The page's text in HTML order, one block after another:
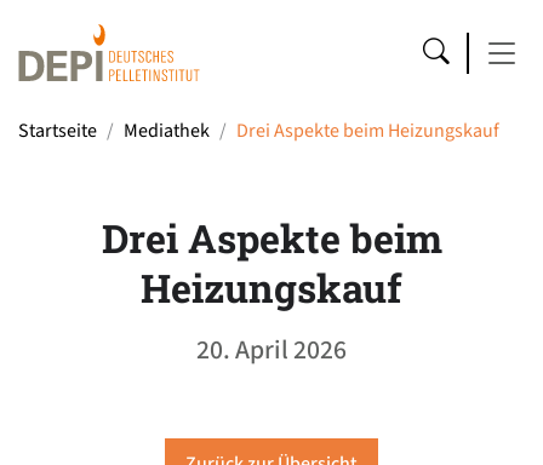
Startseite Mediathek Drei Aspekte beim Heizungskauf
Drei Aspekte beim
Heizungskauf
20. April 2026